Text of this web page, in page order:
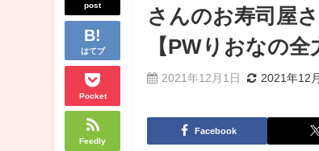
post
はてブ
Pocket
Feedly
さんのお寿司屋
【PWりおなの全
2021年12月1日 2021年12
Facebook